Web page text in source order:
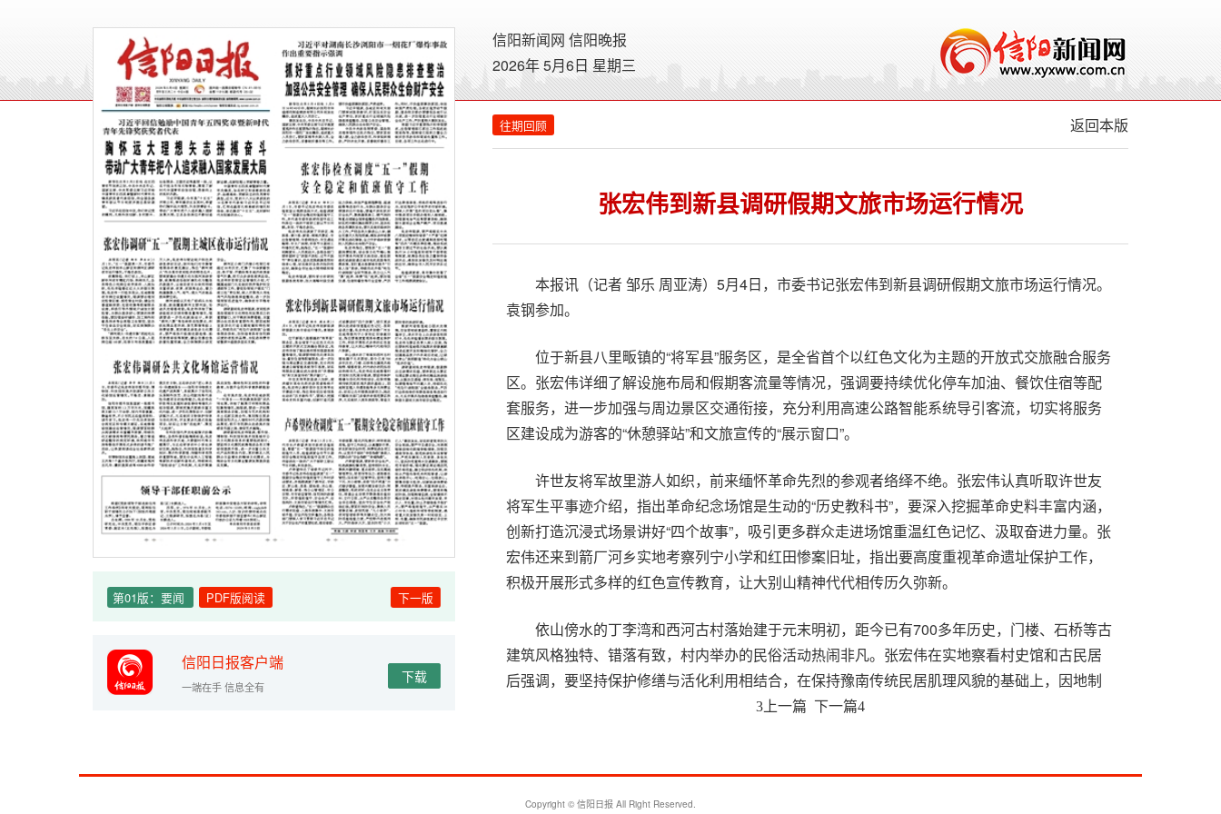
第01版：要闻 PDF版阅读 下一版
信阳日报客户端
一端在手 信息全有
下载
信阳新闻网 信阳晚报
2026年 5月6日 星期三
往期回顾 返回本版
张宏伟到新县调研假期文旅市场运行情况
本报讯（记者 邹乐 周亚涛）5月4日，市委书记张宏伟到新县调研假期文旅市场运行情况。
袁钢参加。
位于新县八里畈镇的“将军县”服务区，是全省首个以红色文化为主题的开放式交旅融合服务
区。张宏伟详细了解设施布局和假期客流量等情况，强调要持续优化停车加油、餐饮住宿等配
套服务，进一步加强与周边景区交通衔接，充分利用高速公路智能系统导引客流，切实将服务
区建设成为游客的“休憩驿站”和文旅宣传的“展示窗口”。
许世友将军故里游人如织，前来缅怀革命先烈的参观者络绎不绝。张宏伟认真听取许世友
将军生平事迹介绍，指出革命纪念场馆是生动的“历史教科书”，要深入挖掘革命史料丰富内涵，
创新打造沉浸式场景讲好“四个故事”，吸引更多群众走进场馆重温红色记忆、汲取奋进力量。张
宏伟还来到箭厂河乡实地考察列宁小学和红田惨案旧址，指出要高度重视革命遗址保护工作，
积极开展形式多样的红色宣传教育，让大别山精神代代相传历久弥新。
依山傍水的丁李湾和西河古村落始建于元末明初，距今已有700多年历史，门楼、石桥等古
建筑风格独特、错落有致，村内举办的民俗活动热闹非凡。张宏伟在实地察看村史馆和古民居
后强调，要坚持保护修缮与活化利用相结合，在保持豫南传统民居肌理风貌的基础上，因地制
宜植入非遗体验等多元消费业态，切实让古村落焕发新活力。她还叮嘱相关部门多措并举规范
郭家河省级湿地公园水光潋滟，百亩草甸绿意盎然，露营区内帐篷林立，亲水平台上众多
游客拍照打卡，处处洋溢着浓厚的假日氛围。张宏伟与景区负责人深入交流，指出要依托湿地
3上一篇 下一篇4
Copyright © 信阳日报 All Right Reserved.